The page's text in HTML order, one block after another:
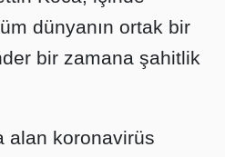
dünyanın ortak bir
bir zamana şahitlik
alan koronavirüs